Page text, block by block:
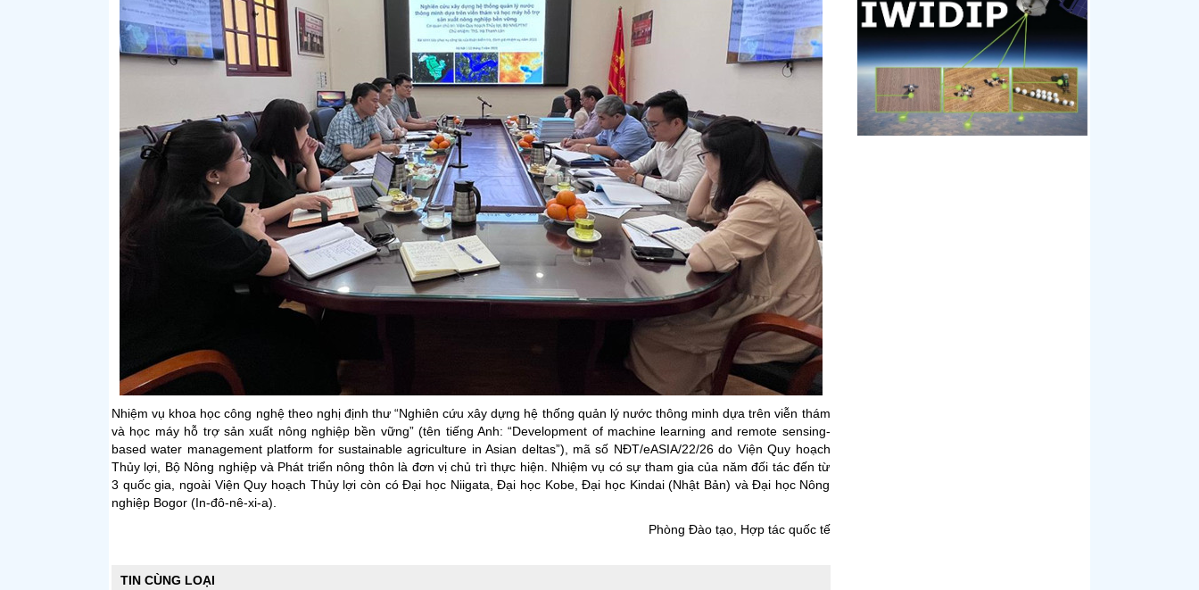
Nhiệm vụ khoa học công nghệ theo nghị định thư “Nghiên cứu xây dựng hệ thống quản lý nước thông minh dựa trên viễn thám
và học máy hỗ trợ sản xuất nông nghiệp bền vững” (tên tiếng Anh: “Development of machine learning and remote sensing-
based water management platform for sustainable agriculture in Asian deltas”), mã số NĐT/eASIA/22/26 do Viện Quy hoạch
Thủy lợi, Bộ Nông nghiệp và Phát triển nông thôn là đơn vị chủ trì thực hiện. Nhiệm vụ có sự tham gia của năm đối tác đến từ
3 quốc gia, ngoài Viện Quy hoạch Thủy lợi còn có Đại học Niigata, Đại học Kobe, Đại học Kindai (Nhật Bản) và Đại học Nông
nghiệp Bogor (In-đô-nê-xi-a).
Phòng Đào tạo, Hợp tác quốc tế
TIN CÙNG LOẠI